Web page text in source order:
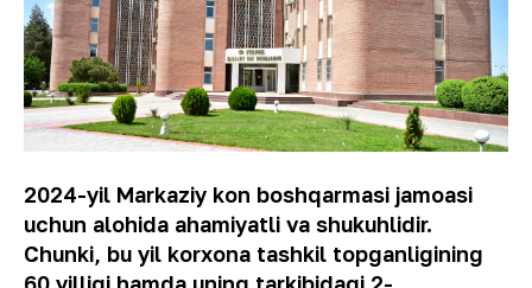
2024-yil Markaziy kon boshqarmasi jamoasi
uchun alohida ahamiyatli va shukuhlidir.
Chunki, bu yil korxona tashkil topganligining